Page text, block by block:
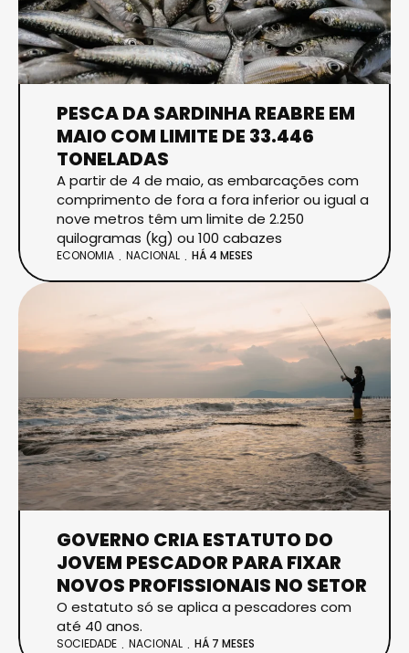
PESCA DA SARDINHA REABRE EM
MAIO COM LIMITE DE 33.446
TONELADAS
A partir de 4 de maio, as embarcações com
comprimento de fora a fora inferior ou igual a
nove metros têm um limite de 2.250
quilogramas (kg) ou 100 cabazes
ECONOMIA NACIONAL HÁ 4 MESES
GOVERNO CRIA ESTATUTO DO
JOVEM PESCADOR PARA FIXAR
NOVOS PROFISSIONAIS NO SETOR
O estatuto só se aplica a pescadores com
até 40 anos.
SOCIEDADE NACIONAL HÁ 7 MESES